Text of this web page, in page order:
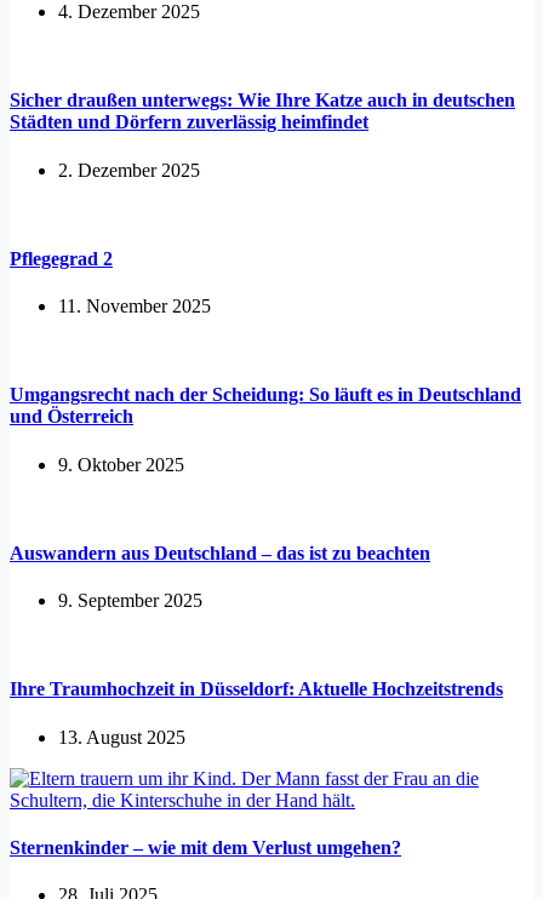
4. Dezember 2025
Sicher draußen unterwegs: Wie Ihre Katze auch in deutschen
Städten und Dörfern zuverlässig heimfindet
2. Dezember 2025
Pflegegrad 2
11. November 2025
Umgangsrecht nach der Scheidung: So läuft es in Deutschland
und Österreich
9. Oktober 2025
Auswandern aus Deutschland – das ist zu beachten
9. September 2025
Ihre Traumhochzeit in Düsseldorf: Aktuelle Hochzeitstrends
13. August 2025
Sternenkinder – wie mit dem Verlust umgehen?